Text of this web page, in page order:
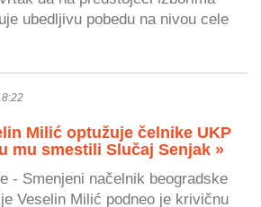
ubedljivu pobedu na nivou cele
Milić optužuje čelnike UKP
mu smestili Slučaj Senjak »
- Smenjeni načelnik beogradske
Veselin Milić podneo je krivičnu